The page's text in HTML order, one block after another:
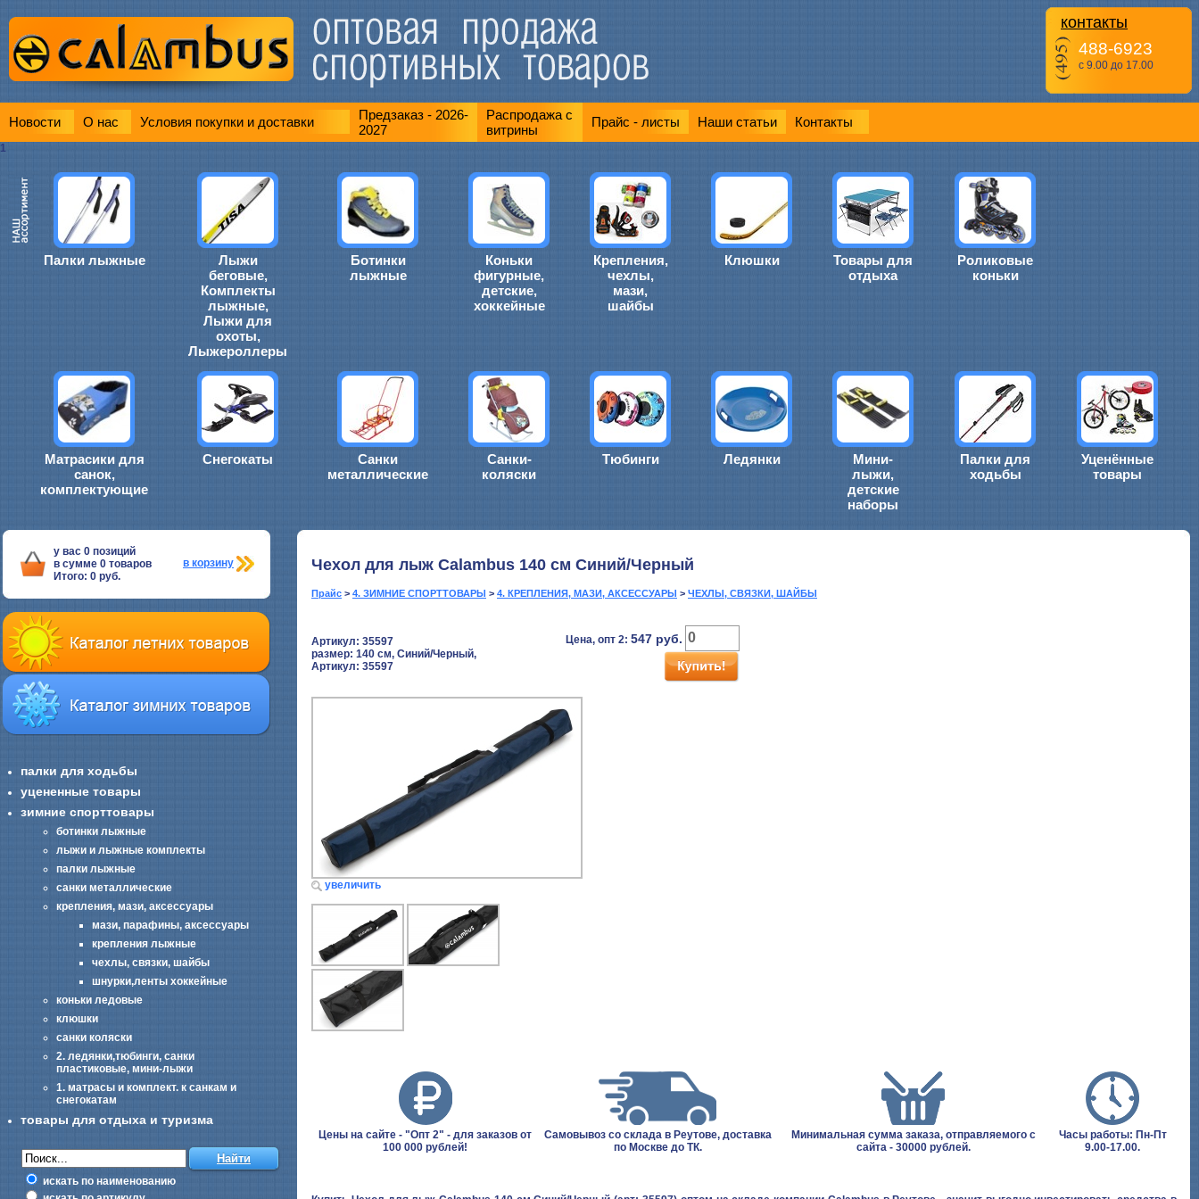
контакты
488-6923
с 9.00 до 17.00
Новости О нас Условия покупки и доставки
Предзаказ - 2026-
2027
Распродажа с
витрины
Прайс - листы Наши статьи Контакты
1
Палки лыжные
Лыжи
беговые,
Комплекты
лыжные,
Лыжи для
охоты,
Лыжероллеры
Ботинки
лыжные
Коньки
фигурные,
детские,
хоккейные
Крепления,
чехлы,
мази,
шайбы
Клюшки
Товары для
отдыха
Роликовые
коньки
Матрасики для
санок,
комплектующие
Снегокаты
Санки
металлические
Санки-
коляски
Тюбинги Ледянки
Мини-
лыжи,
детские
наборы
Палки для
ходьбы
Уценённые
товары
у вас 0 позиций
в сумме 0 товаров
Итого: 0 руб.
в корзину
палки для ходьбы
уцененные товары
зимние спорттовары
ботинки лыжные
лыжи и лыжные комплекты
палки лыжные
санки металлические
крепления, мази, аксессуары
мази, парафины, аксессуары
крепления лыжные
чехлы, связки, шайбы
шнурки,ленты хоккейные
коньки ледовые
клюшки
санки коляски
2. ледянки,тюбинги, санки
пластиковые, мини-лыжи
1. матрасы и комплект. к санкам и
снегокатам
товары для отдыха и туризма
искать по наименованию
Чехол для лыж Calambus 140 см Синий/Черный
Прайс > 4. ЗИМНИЕ СПОРТТОВАРЫ > 4. КРЕПЛЕНИЯ, МАЗИ, АКСЕССУАРЫ > ЧЕХЛЫ, СВЯЗКИ, ШАЙБЫ
Артикул: 35597
размер: 140 см, Синий/Черный,
Артикул: 35597
Цена, опт 2: 547 руб.
увеличить
Цены на сайте - "Опт 2" - для заказов от
100 000 рублей!
Самовывоз со склада в Реутове, доставка
по Москве до ТК.
Минимальная сумма заказа, отправляемого с
сайта - 30000 рублей.
Часы работы: Пн-Пт
9.00-17.00.